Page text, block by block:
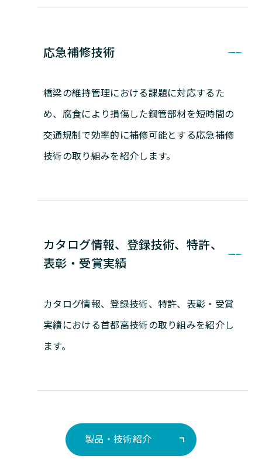
製品・技術紹介
応急補修技術
橋梁の維持管理における課題に対応するた
め、腐食により損傷した鋼管部材を短時間の
交通規制で効率的に補修可能とする応急補修
技術の取り組みを紹介します。
カタログ情報、登録技術、特許、
表彰・受賞実績
カタログ情報、登録技術、特許、表彰・受賞
実績における首都高技術の取り組みを紹介し
ます。